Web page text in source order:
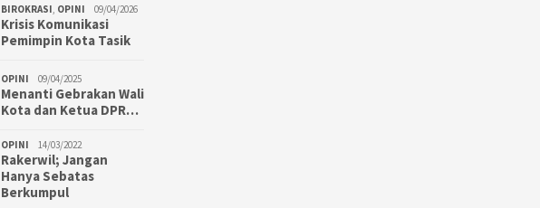
BIROKRASI OPINI 09/04/2026
Krisis Komunikasi
Pemimpin Kota Tasik
OPINI 09/04/2025
Menanti Gebrakan Wali
Kota dan Ketua DPR…
OPINI 14/03/2022
Rakerwil; Jangan
Hanya Sebatas
Berkumpul